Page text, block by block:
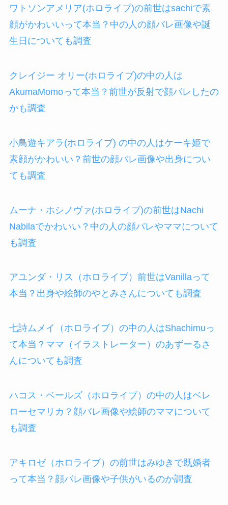
ワトソンアメリア(ホロライブ)の前世はsachiで素
顔がかわいいって本当？中の人の顔バレ画像や誕
生日についても調査
クレイジー オリー(ホロライブ)の中の人は
AkumaMomoって本当？前世が反射で顔バレしたの
かも調査
小鳥遊キアラ(ホロライブ) の中の人はケーキ姫で
素顔がかわいい？前世の顔バレ画像や出身につい
ても調査
ムーナ・ホシノヴァ(ホロライブ)の前世はNachi
Nabilaでかわいい？中の人の顔バレやママについて
も調査
アユンダ・リス（ホロライブ）前世はVanillaって
本当？出身や絵師のやとみさんについても調査
七詩ムメイ（ホロライブ）の中の人はShachimuっ
て本当？ママ（イラストレーター）のあずーるさ
んについても調査
ハコス・ベールズ（ホロライブ）の中の人はベレ
ローセマリカ？顔バレ画像や絵師のママについて
も調査
アキロゼ（ホロライブ）の前世はみゆきで既婚者
って本当？顔バレ画像や子供がいるのか調査